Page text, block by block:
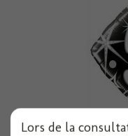
Lors de la